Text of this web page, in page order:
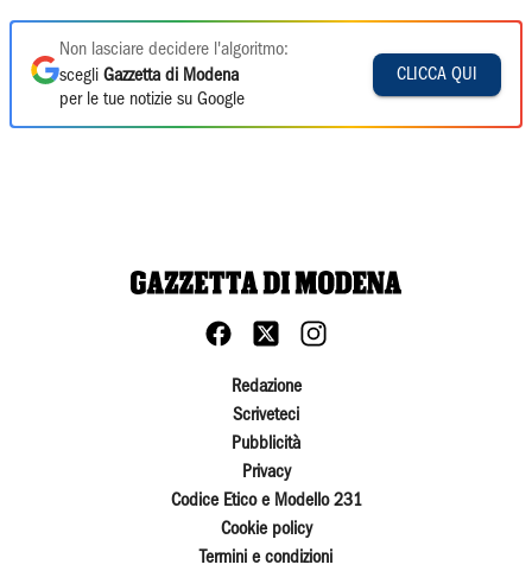
Non lasciare decidere l'algoritmo:
scegli Gazzetta di Modena
per le tue notizie su Google
CLICCA QUI
Redazione
Scriveteci
Pubblicità
Privacy
Codice Etico e Modello 231
Cookie policy
Termini e condizioni